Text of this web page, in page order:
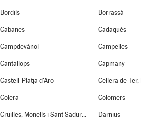
Bordils Borrassà
Cabanes Cadaqués
Campdevànol Campelles
Cantallops Capmany
Castell-Platja d'Aro Cellera de Ter,
Colera Colomers
Cruïlles, Monells i Sant Sadurní de l'Heura Darnius